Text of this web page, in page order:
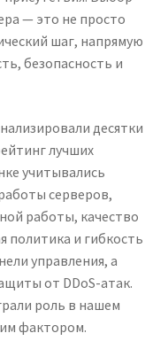
— это не просто
шаг, напрямую
безопасность и
десятки
лучших
учитывались
серверов,
работы, качество
политика и гибкость
управления, а
от DDoS-атак.
роль в нашем
фактором.